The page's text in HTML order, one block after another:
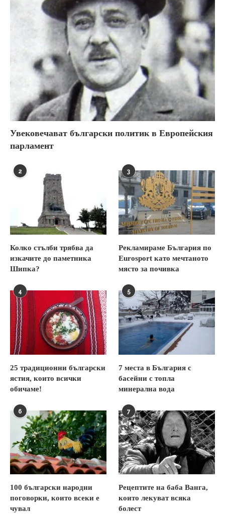
Увековечават български политик в Европейския
парламент
2
Колко стълби трябва да
изкачите до паметника
Шипка?
3
Рекламираме България по
Eurosport като мечтаното
място за почивка
4
25 традиционни български
ястия, които всички
обичаме!
5
7 места в България с
басейни с топла
минерална вода
6
100 български народни
поговорки, които всеки е
чувал
7
Рецептите на баба Ванга,
които лекуват всяка
болест